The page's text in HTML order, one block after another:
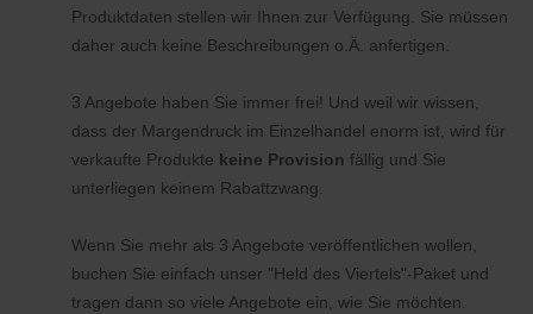
Produktdaten stellen wir Ihnen zur Verfügung. Sie müssen
daher auch keine Beschreibungen o.Ä. anfertigen.
3 Angebote haben Sie immer frei! Und weil wir wissen,
dass der Margendruck im Einzelhandel enorm ist, wird für
verkaufte Produkte keine Provision fällig und Sie
unterliegen keinem Rabattzwang.
Wenn Sie mehr als 3 Angebote veröffentlichen wollen,
buchen Sie einfach unser "Held des Viertels"-Paket und
tragen dann so viele Angebote ein, wie Sie möchten.